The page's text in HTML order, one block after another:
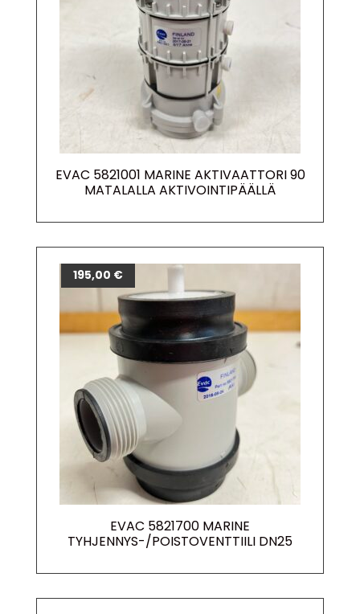
EVAC 5821001 MARINE AKTIVAATTORI 90
MATALALLA AKTIVOINTIPÄÄLLÄ
EVAC 5821700 MARINE
TYHJENNYS-/POISTOVENTTIILI DN25
195,00 €